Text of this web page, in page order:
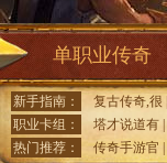
单职业传奇
新手指南： 复古传奇,很
职业卡组：
塔才说道有
热门推荐：
传奇手游官